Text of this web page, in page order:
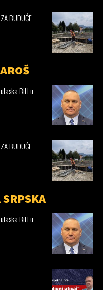
BUDUĆE
BiH u
BUDUĆE
BiH u